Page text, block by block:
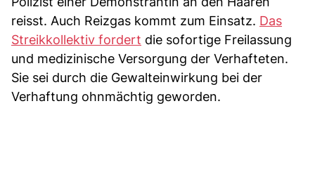
reisst. Auch Reizgas kommt zum Einsatz. Das
Streikkollektiv fordert die sofortige Freilassung
und medizinische Versorgung der Verhafteten.
Sie sei durch die Gewalteinwirkung bei der
Verhaftung ohnmächtig geworden.